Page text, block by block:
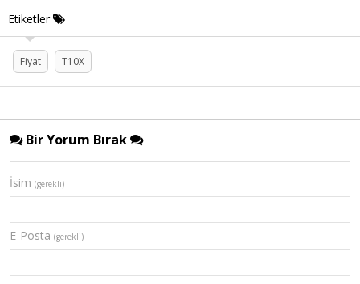
Etiketler
Fiyat T10X
Bir Yorum Bırak
İsim (gerekli)
E-Posta (gerekli)